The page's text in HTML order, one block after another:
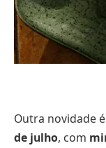
Outra novidade
de julho, com